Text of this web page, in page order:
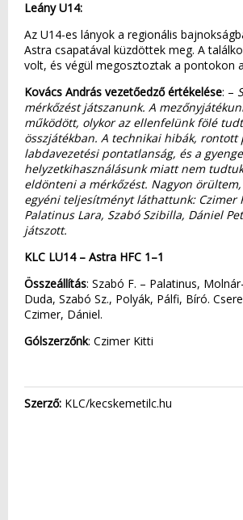
Leány U14:
Az U14-es lányok a regionális
Astra csapatával küzdöttek meg. A
volt, és végül megosztoztak a pontokon
Kovács András vezetőedző értékelése: –
mérkőzést játszanunk. A
működött, olykor az ellenfelünk fölé
összjátékban. A technikai hibák, rontott
labdavezetési pontatlanság, és a gyenge
helyzetkihasználásunk miatt nem
eldönteni a mérkőzést. Nagyon
egyéni teljesítményt láthattunk: Czimer
Palatinus Lara, Szabó Szibilla, Dániel
játszott.
KLC LU14 – Astra HFC 1–1
Összeállítás: Szabó F. – Palatinus,
Duda, Szabó Sz., Polyák, Pálfi, Bíró.
Czimer, Dániel.
Gólszerzőnk: Czimer Kitti
Szerző: KLC/kecskemetilc.hu